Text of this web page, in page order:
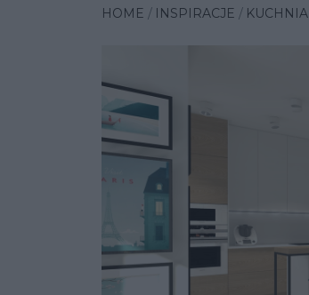
HOME INSPIRACJE KUCHNIA